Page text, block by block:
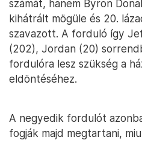
számát, hanem Byron
kihátrált mögüle és 20.
szavazott. A forduló így
(202), Jordan (20)
fordulóra lesz szükség a
eldöntéséhez.
A negyedik fordulót
fogják majd megtartani,